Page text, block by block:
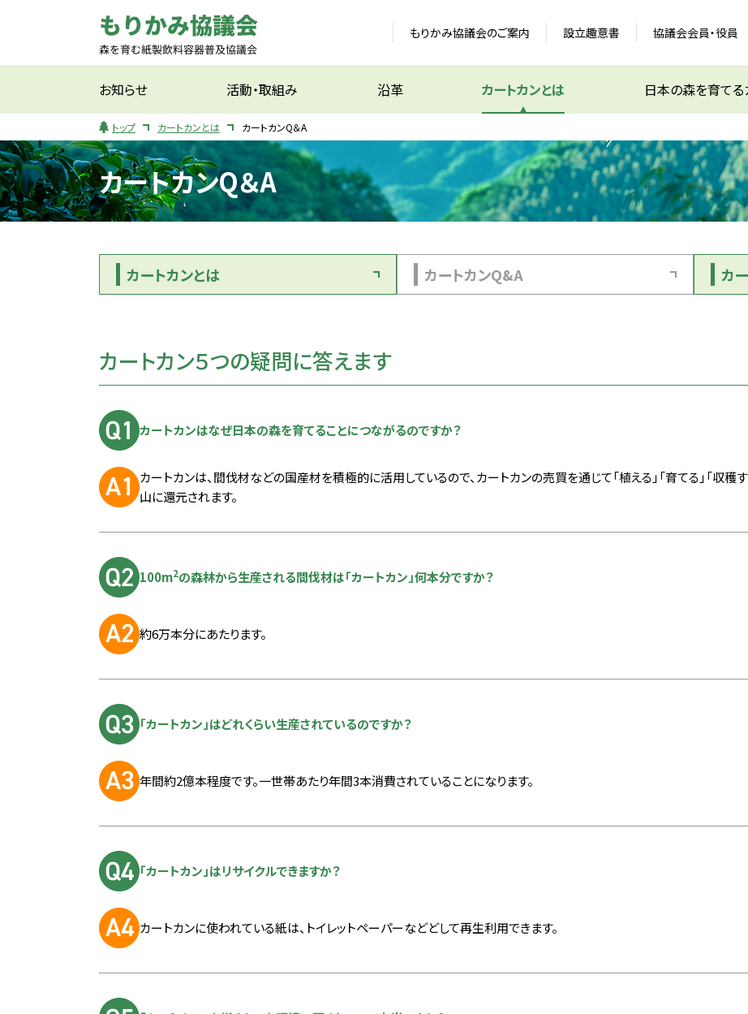
もりかみ協議会のご案内 設立趣意書 協議会会員・役員
お知らせ 活動・取組み 沿革 カートカンとは 日本の森を育てる
トップ カートカンとは カートカンQ＆A
カートカンQ＆A
カートカンとは カートカンQ&A カ
カートカン５つの疑問に答えます
カートカンはなぜ日本の森を育てることにつながるのですか？
カートカンは、間伐材などの国産材を積極的に活用しているので、カートカンの売買を通じて「植える」「育てる」「収
山に還元されます。
100m2の森林から生産される間伐材は「カートカン」何本分ですか？
約6万本分にあたります。
「カートカン」はどれくらい生産されているのですか？
年間約2億本程度です。一世帯あたり年間3本消費されていることになります。
「カートカン」はリサイクルできますか？
カートカンに使われている紙は、トイレットペーパーなどどして再生利用できます。